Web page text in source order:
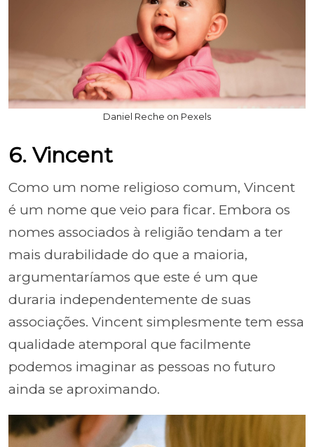
Daniel Reche on Pexels
6. Vincent
Como um nome religioso comum, Vincent
é um nome que veio para ficar. Embora os
nomes associados à religião tendam a ter
mais durabilidade do que a maioria,
argumentaríamos que este é um que
duraria independentemente de suas
associações. Vincent simplesmente tem essa
qualidade atemporal que facilmente
podemos imaginar as pessoas no futuro
ainda se aproximando.